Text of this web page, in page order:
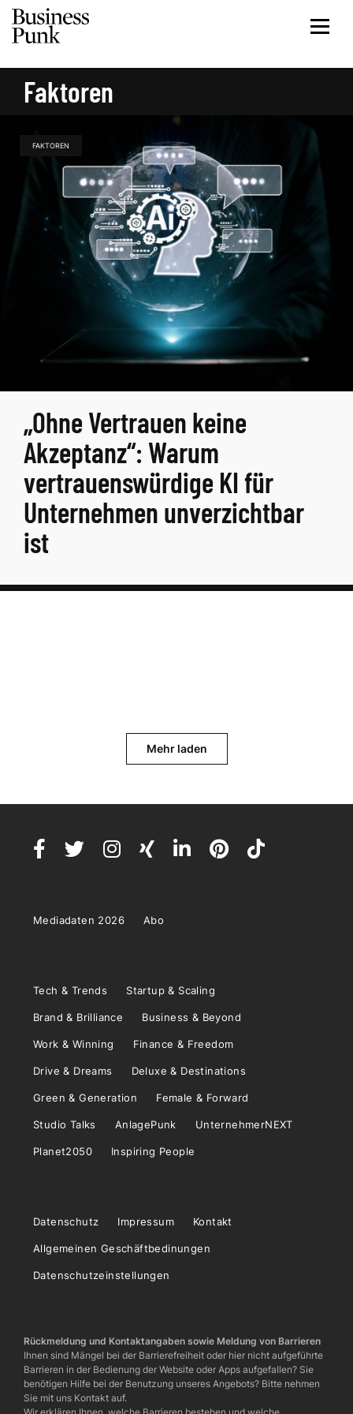
Faktoren
FAKTOREN
„Ohne Vertrauen keine
Akzeptanz“: Warum
vertrauenswürdige KI für
Unternehmen unverzichtbar
ist
Mehr laden
Mediadaten 2026 Abo
Tech & Trends Startup & Scaling
Brand & Brilliance Business & Beyond
Work & Winning Finance & Freedom
Drive & Dreams Deluxe & Destinations
Green & Generation Female & Forward
Studio Talks AnlagePunk UnternehmerNEXT
Planet2050 Inspiring People
Datenschutz Impressum Kontakt
Allgemeinen Geschäftbedinungen
Datenschutzeinstellungen
Rückmeldung und Kontaktangaben sowie Meldung von Barrieren
Ihnen sind Mängel bei der Barrierefreiheit oder hier nicht aufgeführte
Barrieren in der Bedienung der Website oder Apps aufgefallen? Sie
benötigen Hilfe bei der Benutzung unseres Angebots? Bitte nehmen
Sie mit uns Kontakt auf.